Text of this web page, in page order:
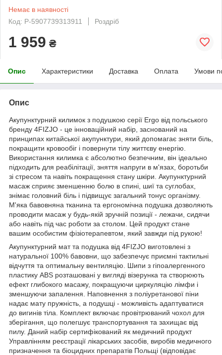
Немає в наявності
Код: P-5907739313911
Роздріб
1 959 ₴
Опис Характеристики Доставка Оплата Умови
Опис
Акупунктурний килимок з подушкою серії Ergo від польського
бренду 4FIZJO - це інноваційний набір, заснований на
принципах китайської акупунктури, який допомагає зняти біль,
покращити кровообіг і повернути тілу життєву енергію.
Використання килимка є абсолютно безпечним, він ідеально
підходить для реабілітації, зняття напруги в м'язах, боротьби
зі стресом та навіть покращення стану шкіри. Акупунктурний
масаж сприяє зменшенню болю в спині, шиї та суглобах,
знімає головний біль і підвищує загальний тонус організму.
М'яка бавовняна тканина та ергономічна подушка дозволяють
проводити масаж у будь-якій зручній позиції - лежачи, сидячи
або навіть під час роботи за столом. Цей продукт стане
вашим особистим фізіотерапевтом, який завжди під рукою!
Акупунктурний мат та подушка від 4FIZJO виготовлені з
натуральної 100% бавовни, що забезпечує приємні тактильні
відчуття та оптимальну вентиляцію. Шипи з гіпоалергенного
пластику ABS розташовані у вигляді візерунка та створюють
ефект глибокого масажу, покращуючи циркуляцію лімфи і
зменшуючи запалення. Наповнення з поліуретанової піни
надає мату пружність, а подушці - можливість адаптуватися
до вигинів тіла. Комплект включає провітрюваний чохол для
зберігання, що полегшує транспортування та захищає від
пилу. Даний набір сертифікований як медичний продукт
Управлінням реєстрації лікарських засобів, виробів медичного
призначення та біоцидних препаратів Польщі (відповідає